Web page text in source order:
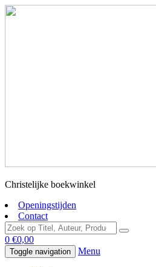
Christelijke boekwinkel
Openingstijden
Contact
0 €0,00
Toggle navigation Menu